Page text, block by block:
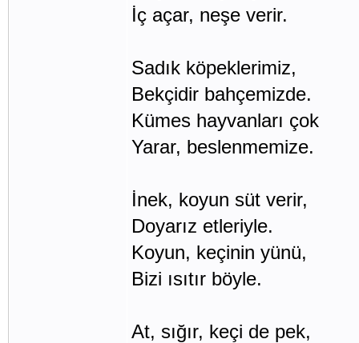
İç açar, neşe verir.
Sadık köpeklerimiz,
Bekçidir bahçemizde.
Kümes hayvanları çok
Yarar, beslenmemize.
İnek, koyun süt verir,
Doyarız etleriyle.
Koyun, keçinin yünü,
Bizi ısıtır böyle.
At, sığır, keçi de pek,